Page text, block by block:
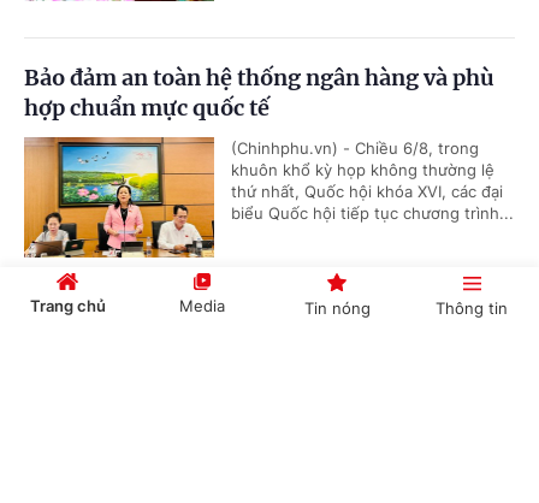
Bảo đảm an toàn hệ thống ngân hàng và phù
hợp chuẩn mực quốc tế
(Chinhphu.vn) - Chiều 6/8, trong
khuôn khổ kỳ họp không thường lệ
thứ nhất, Quốc hội khóa XVI, các đại
biểu Quốc hội tiếp tục chương trình...
Trang chủ Media Tin nóng Thông tin